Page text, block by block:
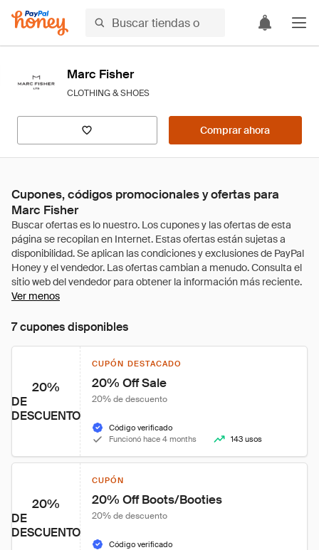
Marc Fisher
CLOTHING & SHOES
Comprar ahora
Cupones, códigos promocionales y ofertas para
Marc Fisher
Ver menos
7 cupones disponibles
20%
DE
DESCUENTO
CUPÓN DESTACADO
20% Off Sale
20% de descuento
Código verificado
Funcionó hace 4 months
143 usos
20%
DE
DESCUENTO
CUPÓN
20% Off Boots/Booties
20% de descuento
Código verificado